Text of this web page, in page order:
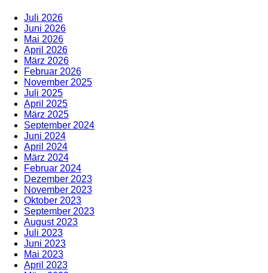
Juli 2026
Juni 2026
Mai 2026
April 2026
März 2026
Februar 2026
November 2025
Juli 2025
April 2025
März 2025
September 2024
Juni 2024
April 2024
März 2024
Februar 2024
Dezember 2023
November 2023
Oktober 2023
September 2023
August 2023
Juli 2023
Juni 2023
Mai 2023
April 2023